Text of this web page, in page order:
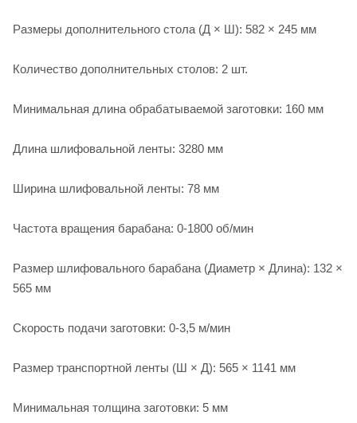
Размеры дополнительного стола (Д × Ш): 582 × 245 мм
Количество дополнительных столов: 2 шт.
Минимальная длина обрабатываемой заготовки: 160 мм
Длина шлифовальной ленты: 3280 мм
Ширина шлифовальной ленты: 78 мм
Частота вращения барабана: 0-1800 об/мин
Размер шлифовального барабана (Диаметр × Длина): 132 ×
565 мм
Скорость подачи заготовки: 0-3,5 м/мин
Размер транспортной ленты (Ш × Д): 565 × 1141 мм
Минимальная толщина заготовки: 5 мм